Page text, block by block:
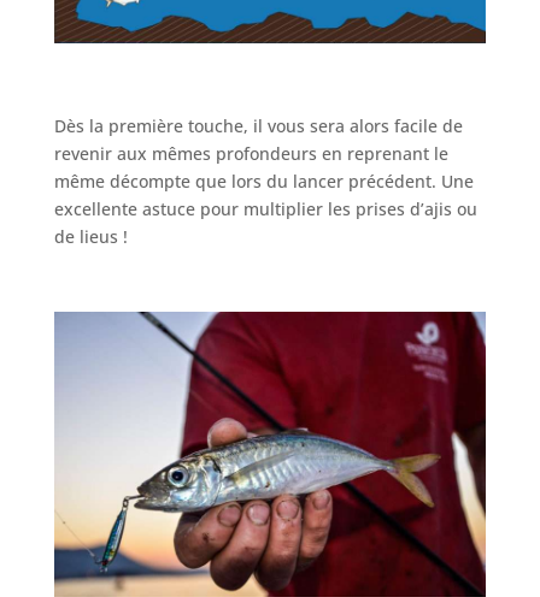
Dès la première touche, il vous sera alors facile de
revenir aux mêmes profondeurs en reprenant le
même décompte que lors du lancer précédent. Une
excellente astuce pour multiplier les prises d’ajis ou
de lieus !